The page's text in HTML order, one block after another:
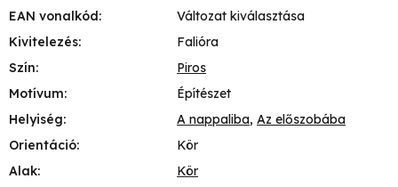
EAN vonalkód:
Változat kiválasztása
Kivitelezés:
Falióra
Szín:
Piros
Motívum:
Építészet
Helyiség: A nappaliba, Az előszobába
Orientáció:
Kör
Alak: Kör